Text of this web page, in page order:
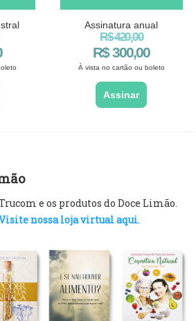
Assinatura anual
R$ 420,00
R$ 300,00
À vista no cartão ou boleto
Assinar
e os produtos do Doce Limão.
nossa loja virtual aqui.